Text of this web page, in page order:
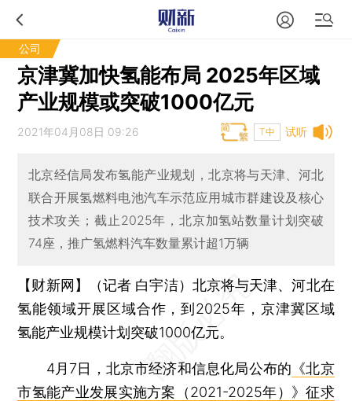
公司
京津冀加快氢能布局 2025年区域
产业规模或突破1000亿元
试听
2021年04月08日 09:26 T中
北京经信局发布氢能产业规划，北京将与天津、河北
联合开展氢燃料电池汽车示范应用城市群建设及核心
技术攻关；截止2025年，北京加氢站数量计划突破
74座，推广氢燃料汽车数量累计超1万辆
【财新网】（记者 白宇洁） 北京将与天津、河北在
氢能领域开展区域合作，到2025年，京津冀区域
氢能产业规模计划突破1000亿元。
4月7日，北京市经济和信息化局公布的 《北京
市氢能产业发展实施方案（2021-2025年）》征求